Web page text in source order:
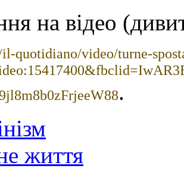
на відео
quotidiano/video/turne-
.
життя